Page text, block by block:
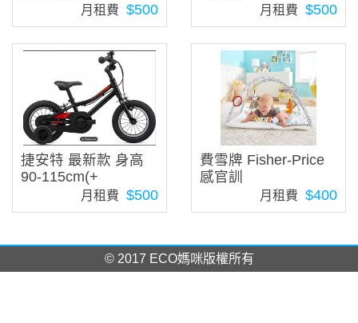
月租費 $500 月租費 $500
捷安特 最新款 身高
90-115cm(+
月租費 $500
費雪牌 Fisher-Price
感官訓
月租費 $400
© 2017 ECO媽咪版權所有